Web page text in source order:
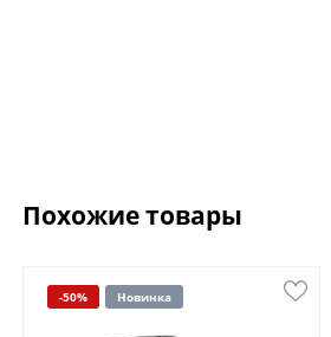
Похожие товары
-50% Новинка